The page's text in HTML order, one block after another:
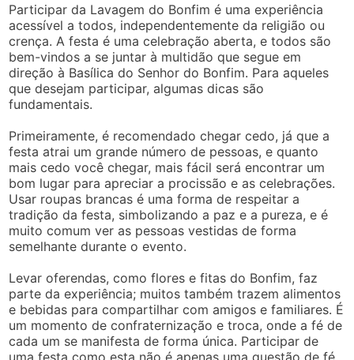
Participar da Lavagem do Bonfim é uma experiência
acessível a todos, independentemente da religião ou
crença. A festa é uma celebração aberta, e todos são
bem-vindos a se juntar à multidão que segue em
direção à Basílica do Senhor do Bonfim. Para aqueles
que desejam participar, algumas dicas são
fundamentais.
Primeiramente, é recomendado chegar cedo, já que a
festa atrai um grande número de pessoas, e quanto
mais cedo você chegar, mais fácil será encontrar um
bom lugar para apreciar a procissão e as celebrações.
Usar roupas brancas é uma forma de respeitar a
tradição da festa, simbolizando a paz e a pureza, e é
muito comum ver as pessoas vestidas de forma
semelhante durante o evento.
Levar oferendas, como flores e fitas do Bonfim, faz
parte da experiência; muitos também trazem alimentos
e bebidas para compartilhar com amigos e familiares. É
um momento de confraternização e troca, onde a fé de
cada um se manifesta de forma única. Participar de
uma festa como esta não é apenas uma questão de fé,